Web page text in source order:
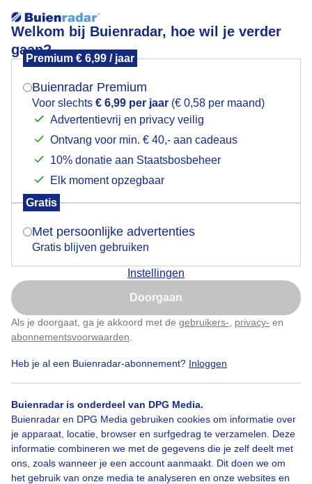
Welkom bij Buienradar, hoe wil je verder
gaan?
Premium € 6,99 / jaar
Buienradar Premium
Voor slechts € 6,99 per jaar (€ 0,58 per maand)
Advertentievrij en privacy veilig
Ontvang voor min. € 40,- aan cadeaus
10% donatie aan Staatsbosbeheer
Elk moment opzegbaar
Gratis
Met persoonlijke advertenties
Gratis blijven gebruiken
Instellingen
Doorgaan
Als je doorgaat, ga je akkoord met de gebruikers- privacy- en
abonnementsvoorwaarden
Heb je al een Buienradar-abonnement? Inloggen
Buienradar is onderdeel van DPG Media.
Buienradar en DPG Media gebruiken cookies om informatie over
je apparaat, locatie, browser en surfgedrag te verzamelen. Deze
informatie combineren we met de gegevens die je zelf deelt met
ons, zoals wanneer je een account aanmaakt. Dit doen we om
het gebruik van onze media te analyseren en onze websites en
heiig/ dauwdruppels
heiig/ vocht/ dauwdruppels/ zonnig
Door: Marij Bouwers Gemaakt: 09-08-2025, 103x bekeken
Dauwdruppels
Een moment geduld aub...
Over Buienradar
Mogen we je locatie gebruiken voor het
Indien je hier nog geen akkoord op hebt gegeven,
verschijnt er zo een pop-up uit je browser waarin
Is goed, toon de popup
Nu niet, misschien later
Klik hierom dit aan te passen